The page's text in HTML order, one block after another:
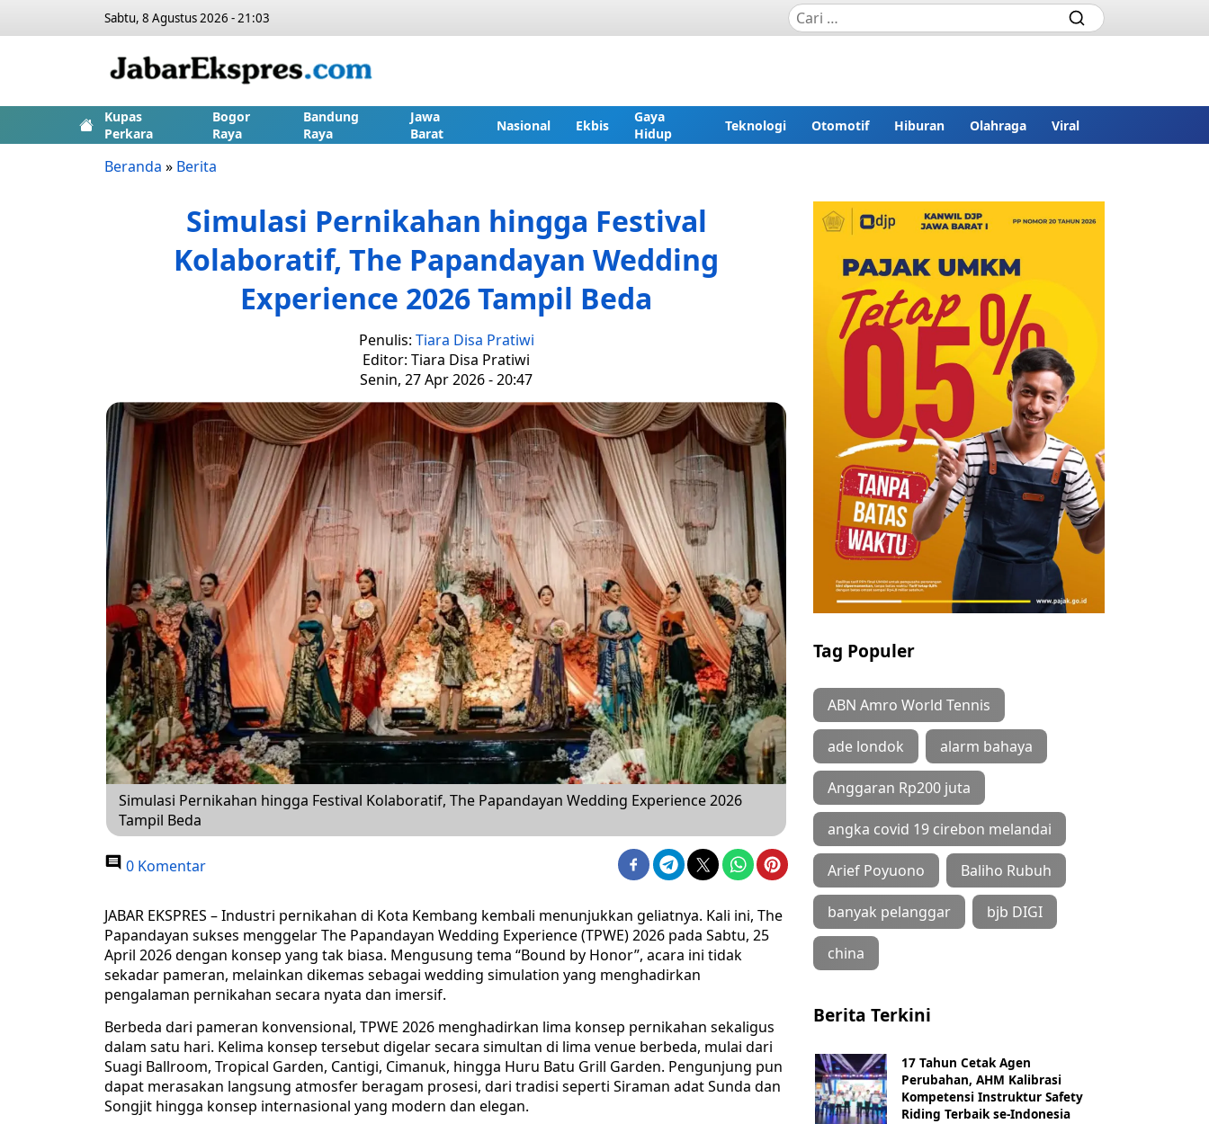
Sabtu, 8 Agustus 2026 - 21:03
Kupas
Perkara
Bogor
Raya
Bandung
Raya
Jawa
Barat
Nasional Ekbis
Gaya
Hidup
Teknologi Otomotif Hiburan Olahraga Viral
Beranda » Berita
Simulasi Pernikahan hingga Festival
Kolaboratif, The Papandayan Wedding
Experience 2026 Tampil Beda
Penulis: Tiara Disa Pratiwi
Editor: Tiara Disa Pratiwi
Senin, 27 Apr 2026 - 20:47
Simulasi Pernikahan hingga Festival Kolaboratif, The Papandayan Wedding Experience 2026
Tampil Beda
0 Komentar
JABAR EKSPRES – Industri pernikahan di Kota Kembang kembali menunjukkan geliatnya. Kali ini, The
Papandayan sukses menggelar The Papandayan Wedding Experience (TPWE) 2026 pada Sabtu, 25
April 2026 dengan konsep yang tak biasa. Mengusung tema “Bound by Honor”, acara ini tidak
sekadar pameran, melainkan dikemas sebagai wedding simulation yang menghadirkan
pengalaman pernikahan secara nyata dan imersif.
Berbeda dari pameran konvensional, TPWE 2026 menghadirkan lima konsep pernikahan sekaligus
dalam satu hari. Kelima konsep tersebut digelar secara simultan di lima venue berbeda, mulai dari
Suagi Ballroom, Tropical Garden, Cantigi, Cimanuk, hingga Huru Batu Grill Garden. Pengunjung pun
dapat merasakan langsung atmosfer beragam prosesi, dari tradisi seperti Siraman adat Sunda dan
Songjit hingga konsep internasional yang modern dan elegan.
Tag Populer
ABN Amro World Tennis
ade londok alarm bahaya
Anggaran Rp200 juta
angka covid 19 cirebon melandai
Arief Poyuono Baliho Rubuh
banyak pelanggar bjb DIGI
china
Berita Terkini
17 Tahun Cetak Agen
Perubahan, AHM Kalibrasi
Kompetensi Instruktur Safety
Riding Terbaik se-Indonesia